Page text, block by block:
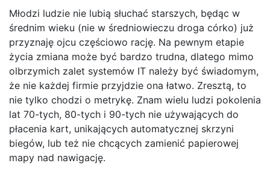
Młodzi ludzie nie lubią słuchać starszych, będąc w
średnim wieku (nie w średniowieczu droga córko) już
przyznaję ojcu częściowo rację. Na pewnym etapie
życia zmiana może być bardzo trudna, dlatego mimo
olbrzymich zalet systemów IT należy być świadomym,
że nie każdej firmie przyjdzie ona łatwo. Zresztą, to
nie tylko chodzi o metrykę. Znam wielu ludzi pokolenia
lat 70-tych, 80-tych i 90-tych nie używających do
płacenia kart, unikających automatycznej skrzyni
biegów, lub też nie chcących zamienić papierowej
mapy nad nawigację.